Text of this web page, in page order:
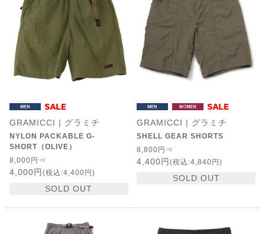
GRAMICCI | グラミチ
NYLON PACKABLE G-
SHORT（OLIVE）
8,000円⇒
4,000円(税込:4,400円)
SOLD OUT
GRAMICCI | グラミチ
SHELL GEAR SHORTS
8,800円⇒
4,400円(税込:4,840円)
SOLD OUT